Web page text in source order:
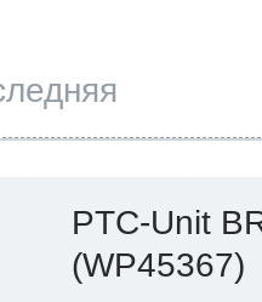
PTC-Unit
(WP45367)